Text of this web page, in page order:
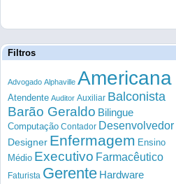
Filtros
Advogado Alphaville Americana
Atendente Auditor Auxiliar Balconista
Barão Geraldo Bilingue
Computação Contador Desenvolvedor
Designer Enfermagem Ensino
Médio Executivo Farmacêutico
Faturista Gerente Hardware